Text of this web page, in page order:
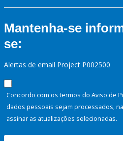
Mantenha-se
se:
Alertas de email Project P002500
Concordo com os termos do Aviso de
dados pessoais sejam processados,
assinar as atualizações selecionadas.